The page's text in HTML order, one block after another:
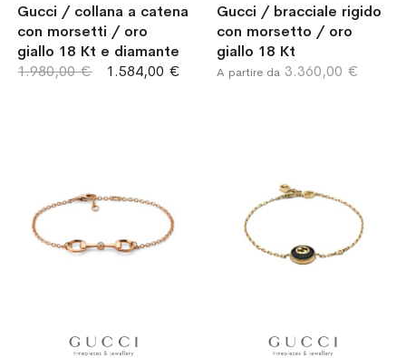
Gucci / collana a catena
con morsetti / oro
giallo 18 Kt e diamante
1.584,00 €
1.980,00 €
Gucci / bracciale rigido
con morsetto / oro
giallo 18 Kt
A partire da 3.360,00 €